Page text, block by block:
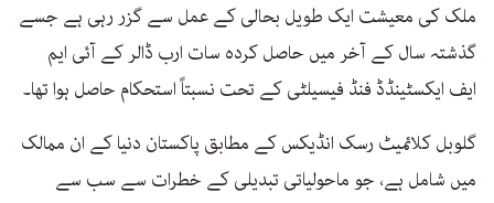
ملک کی معیشت ایک طویل بحالی کے عمل سے گزر رہی ہے جسے
گذشتہ سال کے آخر میں حاصل کردہ سات ارب ڈالر کے آئی ایم
ایف ایکسٹینڈڈ فنڈ فیسیلٹی کے تحت نسبتاً استحکام حاصل ہوا تھا۔
گلوبل کلائمیٹ رسک انڈیکس کے مطابق پاکستان دنیا کے ان ممالک
میں شامل ہے، جو ماحولیاتی تبدیلی کے خطرات سے سب سے